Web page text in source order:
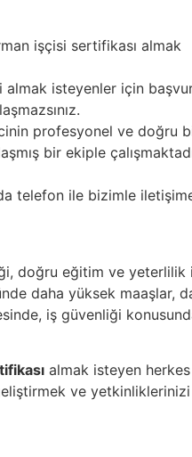
işçisi sertifikası almak
almak isteyenler için
profesyonel ve doğru
bir ekiple
telefon ile bizimle
doğru eğitim ve yeterlilik
daha yüksek maaşlar,
iş güvenliği
almak isteyen
ve yetkinliklerinizi